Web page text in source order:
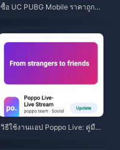
ซื้อ UC PUBG Mobile ราคาถูกสำ
กเกจที่คุ้มที่สุด และวิธีเติมเงินที่ปล
อดภัย
วิธีใช้งานแอป Poppo Live: คู่มือ